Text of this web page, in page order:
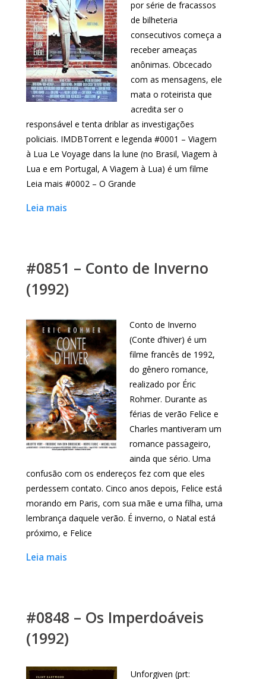
por série de fracassos
de bilheteria
consecutivos começa a
receber ameaças
anônimas. Obcecado
com as mensagens, ele
mata o roteirista que
acredita ser o
responsável e tenta driblar as investigações
policiais. IMDBTorrent e legenda #0001 – Viagem
à Lua Le Voyage dans la lune (no Brasil, Viagem à
Lua e em Portugal, A Viagem à Lua) é um filme
Leia mais #0002 – O Grande
Leia mais
#0851 – Conto de Inverno
(1992)
Conto de Inverno
(Conte d’hiver) é um
filme francês de 1992,
do gênero romance,
realizado por Éric
Rohmer. Durante as
férias de verão Felice e
Charles mantiveram um
romance passageiro,
ainda que sério. Uma
confusão com os endereços fez com que eles
perdessem contato. Cinco anos depois, Felice está
morando em Paris, com sua mãe e uma filha, uma
lembrança daquele verão. É inverno, o Natal está
próximo, e Felice
Leia mais
#0848 – Os Imperdoáveis
(1992)
Unforgiven (prt: